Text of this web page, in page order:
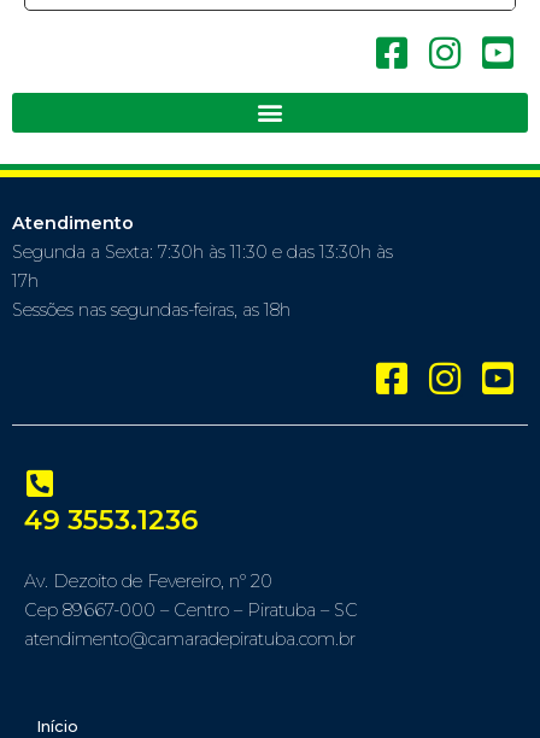
Atendimento
Segunda a Sexta: 7:30h às 11:30 e das 13:30h às
17h
Sessões nas segundas-feiras, as 18h
49 3553.1236
Av. Dezoito de Fevereiro, nº 20
Cep 89667-000 – Centro – Piratuba – SC
atendimento@camaradepiratuba.com.br
Início